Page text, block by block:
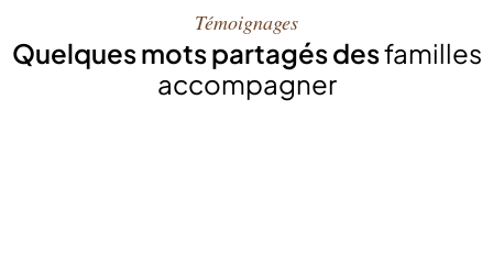
Témoignages
Quelques mots partagés desfamilles
accompagner